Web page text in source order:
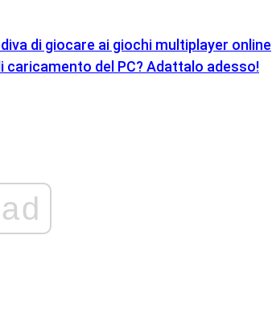
di giocare ai giochi multiplayer online
del PC? Adattalo adesso!
ad